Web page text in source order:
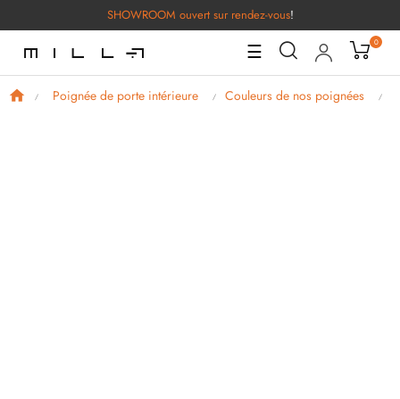
SHOWROOM ouvert sur rendez-vous!
Basculer
la
navigation
☰ 0
Poignée de porte intérieure Couleurs de nos poignées